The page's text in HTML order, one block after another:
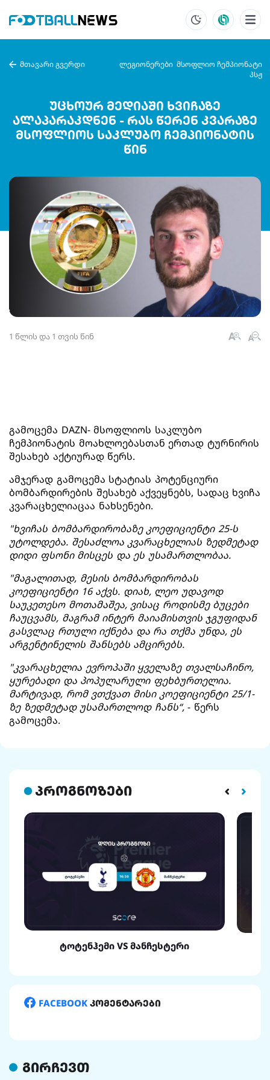
მთავარი გვერდი ლეგიონერები მსოფლიო ჩემპიონატი
პსჟ
უცხოურ მედიაში ხვიჩაზე
ალაპარაკდნენ - რას წერენ კვარაზე
მსოფლიოს საკლუბო ჩემპიონატის
წინ
1 წლის და 1 თვის წინ
გამოცემა DAZN- მსოფლიოს საკლუბო
ჩემპიონატის მოახლოებასთან ერთად ტურნირის
შესახებ აქტიურად წერს.
ამჯერად გამოცემა სტატიას პოტენციური
ბომბარდირების შესახებ აქვეყნებს, სადაც ხვიჩა
კვარაცხელიაცაა ნახსენები.
"ხვიჩას ბომბარდირობაზე კოეფიციენტი 25-ს
უტოლდება. შესაძლოა კვარაცხელიას ზედმეტად
დიდი ფსონი მისცეს და ეს უსამართლობაა.
"მაგალითად, მესის ბომბარდირობას
კოეფიციენტი 16 აქვს. დიახ, ლეო უდავოდ
საუკეთესო მოთამაშეა, ვისაც როდისმე ბუცები
ჩაუცვამს, მაგრამ ინტერ მაიამისთვის ჯგუფიდან
გასვლაც რთული იქნება და რა თქმა უნდა, ეს
არგენტინელის შანსებს ამცირებს.
"კვარაცხელია ევროპაში ყველაზე თვალსაჩინო,
ყურებადი და პოპულარული ფეხბურთელია.
მარტივად, რომ ვთქვათ მისი კოეფიციენტი 25/1-
ზე ზედმეტად უსამართლოდ ჩანს“,- წერს
გამოცემა.
პროგნოზები
ტოტენჰემი VS მანჩესტერი
FACEBOOK კომენტარები
გირჩევთ